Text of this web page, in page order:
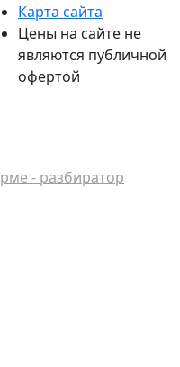
Карта сайта
Цены на сайте не
являются публичной
офертой
- разбиратор